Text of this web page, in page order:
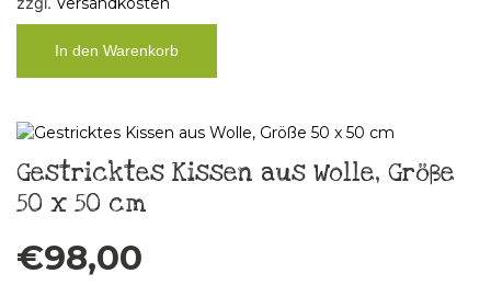
In den Warenkorb
Gestricktes Kissen aus Wolle, Größe
50 x 50 cm
€98,00